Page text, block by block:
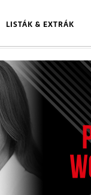
LISTÁK & EXTRÁK